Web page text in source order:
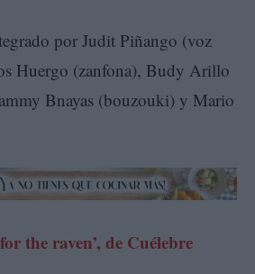
por Judit Piñango (voz
Huergo (zanfona), Budy Arillo
Bnayas (bouzouki) y Mario
the raven’, de Cuélebre